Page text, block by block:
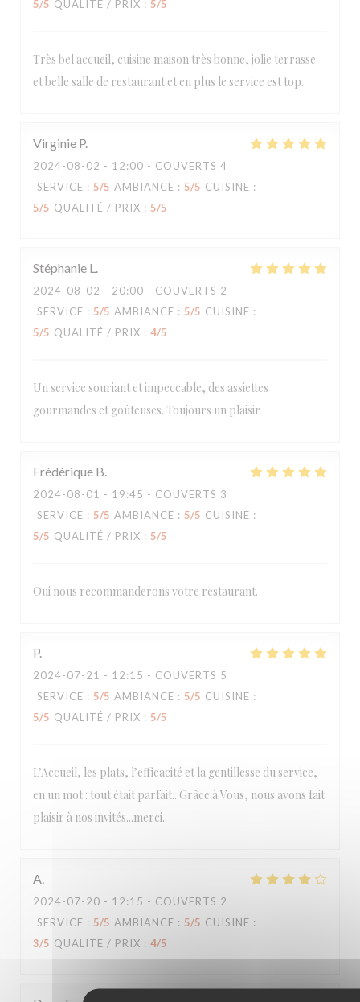
5/5 QUALITÉ / PRIX : 5/5
Très bel accueil, cuisine maison très bonne, jolie terrasse
et belle salle de restaurant et en plus le service est top.
Virginie P
2024-08-02 - 12:00 - COUVERTS 4
SERVICE : 5/5 AMBIANCE : 5/5 CUISINE :
5/5 QUALITÉ / PRIX : 5/5
Stéphanie L
2024-08-02 - 20:00 - COUVERTS 2
SERVICE : 5/5 AMBIANCE : 5/5 CUISINE :
5/5 QUALITÉ / PRIX : 4/5
Un service souriant et impeccable, des assiettes
gourmandes et goûteuses. Toujours un plaisir
Frédérique B
2024-08-01 - 19:45 - COUVERTS 3
SERVICE : 5/5 AMBIANCE : 5/5 CUISINE :
5/5 QUALITÉ / PRIX : 5/5
Oui nous recommanderons votre restaurant.
P
2024-07-21 - 12:15 - COUVERTS 5
SERVICE : 5/5 AMBIANCE : 5/5 CUISINE :
5/5 QUALITÉ / PRIX : 5/5
L’Accueil, les plats, l’efficacité et la gentillesse du service,
en un mot : tout était parfait.. Grâce à Vous, nous avons fait
plaisir à nos invités...merci..
A
2024-07-20 - 12:15 - COUVERTS 2
SERVICE : 5/5 AMBIANCE : 5/5 CUISINE :
3/5 QUALITÉ / PRIX : 4/5